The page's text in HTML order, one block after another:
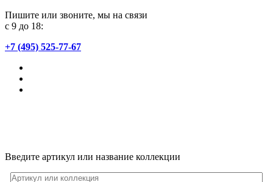
Пишите или звоните, мы на связи
с 9 до 18:
+7 (495) 525-77-67
Введите артикул или название коллекции